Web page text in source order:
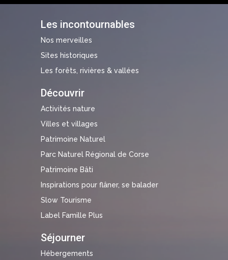
Les incontournables
Nos merveilles
Sites historiques
Les forêts, rivières & vallées
Découvrir
Activités nature
Villes et villages
Patrimoine Naturel
Parc Naturel Régional de Corse
Patrimoine Bâti
Inspirations pour flâner, se balader
Slow Tourisme
Label Famille Plus
Séjourner
Hébergements